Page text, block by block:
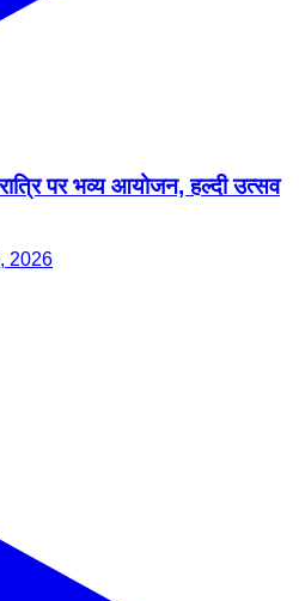
पर भव्य आयोजन, हल्दी उत्सव
2026